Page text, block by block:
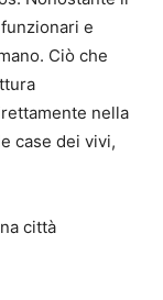
e
Ciò che
nella
case dei vivi,
città